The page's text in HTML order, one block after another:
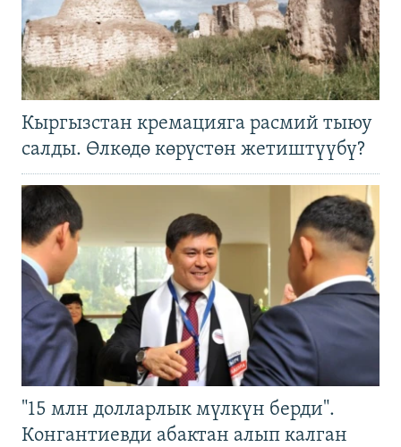
Кыргызстан кремацияга расмий тыюу
салды. Өлкөдө көрүстөн жетиштүүбү?
"15 млн долларлык мүлкүн берди".
Конгантиевди абактан алып калган